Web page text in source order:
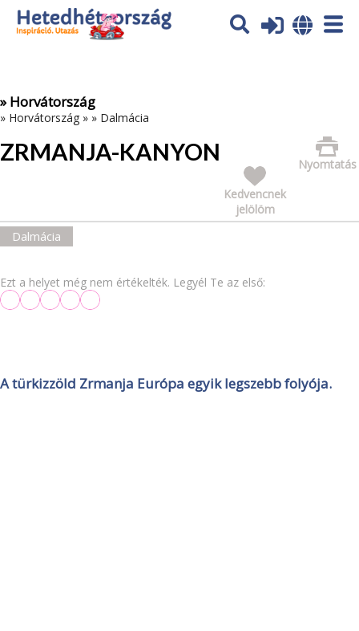
Az oldal sütiket (cookies) használ. További tájékoztatás itt:
Adatvédelmi tájékoztató
» Horvátország
» Horvátország » » Dalmácia
ZRMANJA-KANYON
Nyomtatás
Kedvencnek
jelölöm
Dalmácia
Ezt a helyet még nem értékelték. Legyél Te az első:
A türkizzöld Zrmanja Európa egyik legszebb folyója.